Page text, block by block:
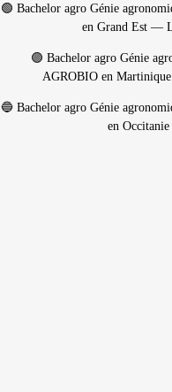
🟢 Bachelor agro Génie
en Grand Est —
🟣 Bachelor agro Génie
AGROBIO en Martinique
🔵 Bachelor agro Génie
en Occitanie